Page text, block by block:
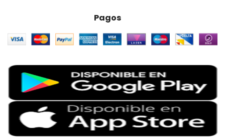
Pagos